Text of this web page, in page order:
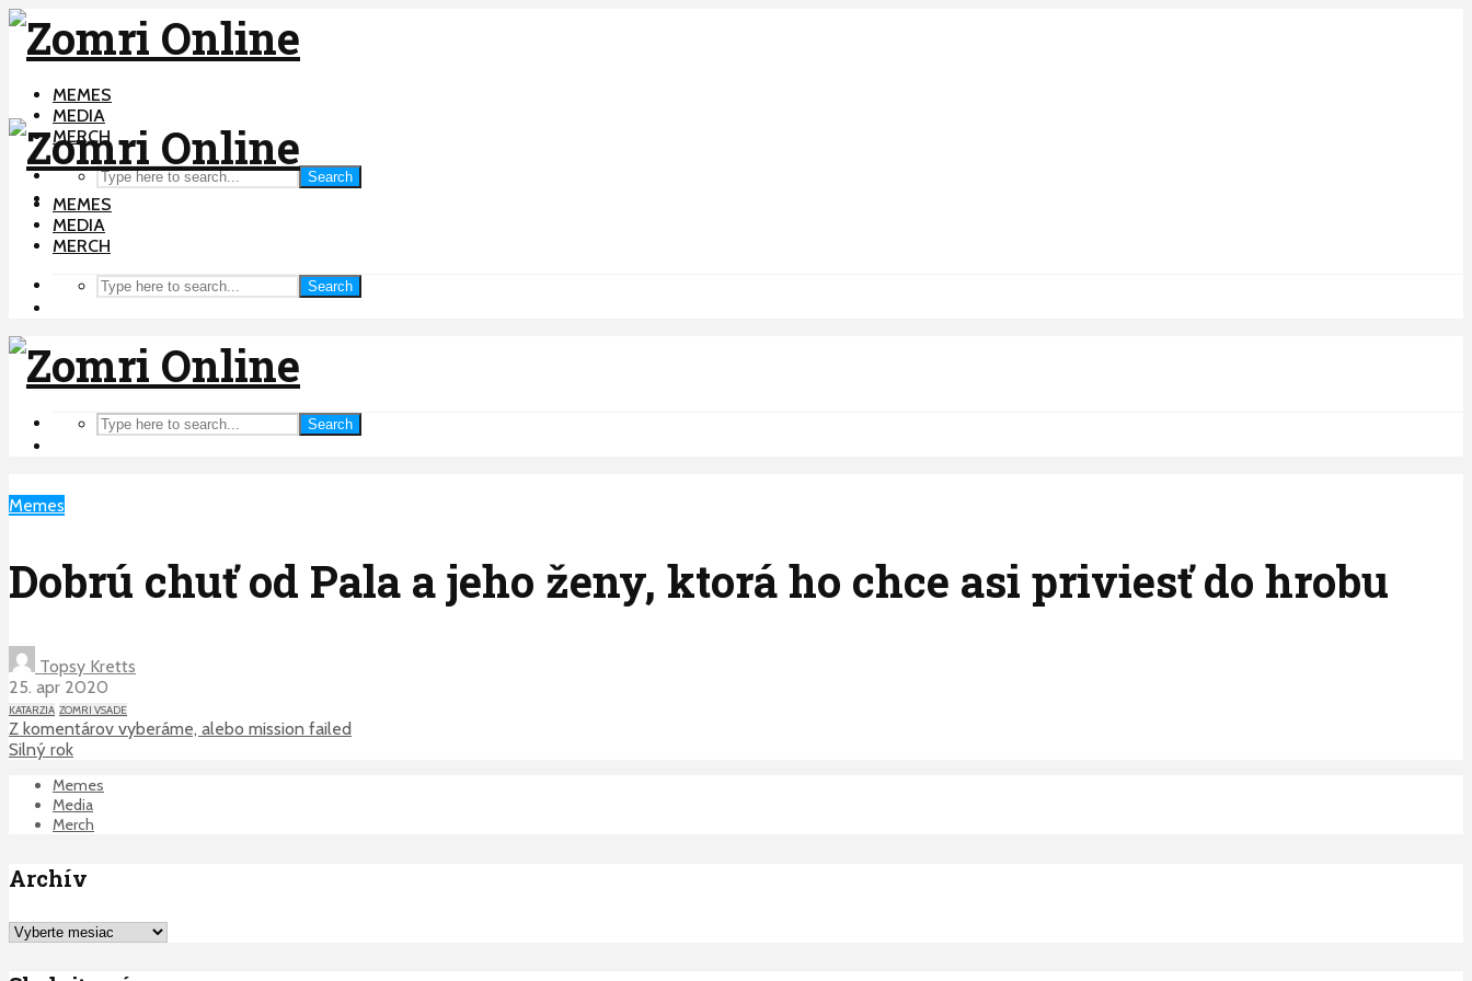
MEMES
MEDIA
MERCH
Search
MEMES
MEDIA
MERCH
Search
Search
Memes
Dobrú chuť od Pala a jeho ženy, ktorá ho chce asi priviesť do hrobu
Topsy Kretts
25. apr 2020
KATARZIA ZOMRI VSADE
Z komentárov vyberáme, alebo mission failed
Silný rok
Memes
Media
Merch
Archív
Archív